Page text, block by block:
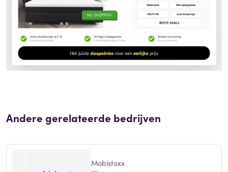
Andere gerelateerde bedrijven
Mobistoxx